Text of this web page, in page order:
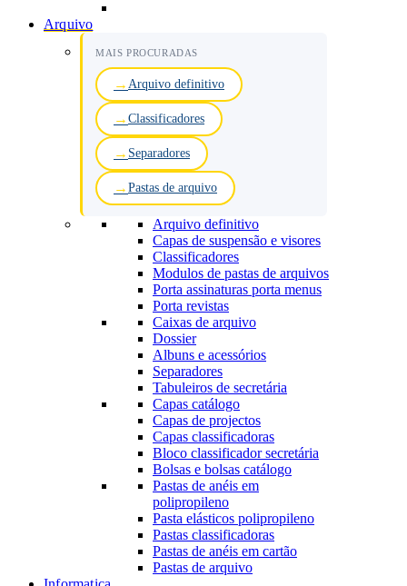
Arquivo
MAIS PROCURADAS
Arquivo definitivo
Classificadores
Separadores
Pastas de arquivo
Arquivo definitivo
Capas de suspensão e visores
Classificadores
Modulos de pastas de arquivos
Porta assinaturas porta menus
Porta revistas
Caixas de arquivo
Dossier
Albuns e acessórios
Separadores
Tabuleiros de secretária
Capas catálogo
Capas de projectos
Capas classificadoras
Bloco classificador secretária
Bolsas e bolsas catálogo
Pastas de anéis em
polipropileno
Pasta elásticos polipropileno
Pastas classificadoras
Pastas de anéis em cartão
Pastas de arquivo